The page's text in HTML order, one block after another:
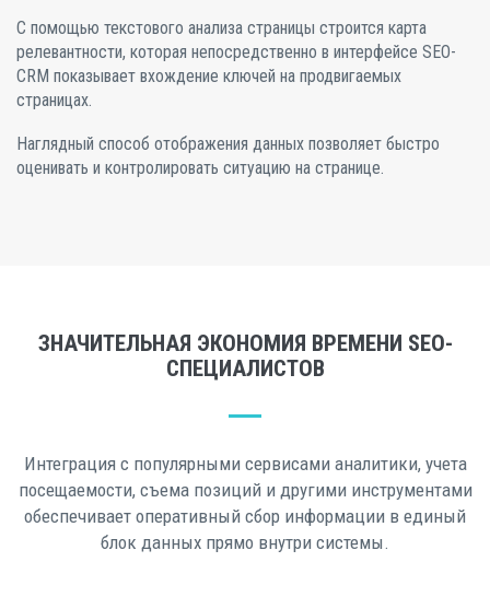
С помощью текстового анализа страницы строится карта
релевантности, которая непосредственно в интерфейсе SEO-
CRM показывает вхождение ключей на продвигаемых
страницах.
Наглядный способ отображения данных позволяет быстро
оценивать и контролировать ситуацию на странице.
ЗНАЧИТЕЛЬНАЯ ЭКОНОМИЯ ВРЕМЕНИ SEO-
СПЕЦИАЛИСТОВ
Интеграция с популярными сервисами аналитики, учета
посещаемости, съема позиций и другими инструментами
обеспечивает оперативный сбор информации в единый
блок данных прямо внутри системы.